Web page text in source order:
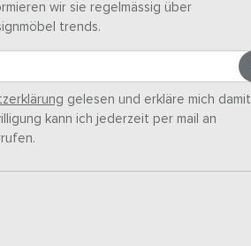
wir sie regelmässig über
trends.
gelesen und erkläre mich damit
kann ich jederzeit per mail an